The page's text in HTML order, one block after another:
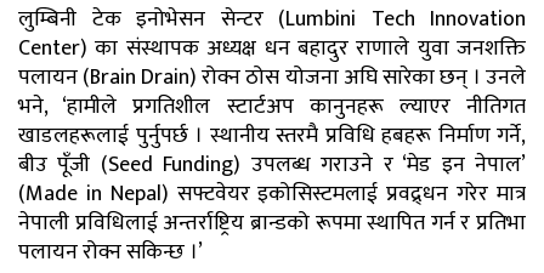
लुम्बिनी टेक इनोभेसन सेन्टर (Lumbini Tech Innovation
Center) का संस्थापक अध्यक्ष धन बहादुर राणाले युवा जनशक्ति
पलायन (Brain Drain) रोक्न ठोस योजना अघि सारेका छन् । उनले
भने, ‘हामीले प्रगतिशील स्टार्टअप कानुनहरू ल्याएर नीतिगत
खाडलहरूलाई पुर्नुपर्छ । स्थानीय स्तरमै प्रविधि हबहरू निर्माण गर्ने,
बीउ पूँजी (Seed Funding) उपलब्ध गराउने र ‘मेड इन नेपाल’
(Made in Nepal) सफ्टवेयर इकोसिस्टमलाई प्रवद्र्धन गरेर मात्र
नेपाली प्रविधिलाई अन्तर्राष्ट्रिय ब्रान्डको रूपमा स्थापित गर्न र प्रतिभा
पलायन रोक्न सकिन्छ ।’